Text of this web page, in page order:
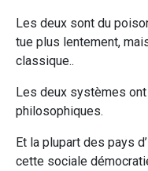
Les deux sont du
tue plus lentement,
classique..
Les deux systèmes
philosophiques.
Et la plupart des pays
cette sociale